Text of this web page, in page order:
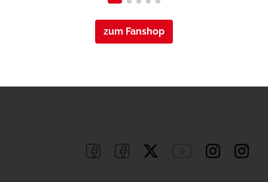
zum Fanshop